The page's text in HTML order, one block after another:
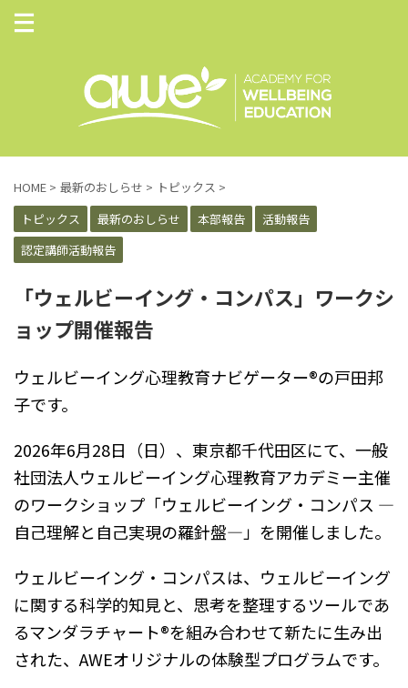
HOME > 最新のおしらせ > トピックス >
トピックス
最新のおしらせ 本部報告
活動報告
認定講師活動報告
「ウェルビーイング・コンパス」ワークシ
ョップ開催報告
ウェルビーイング心理教育ナビゲーター®︎の戸田邦
子です。
2026年6月28日（日）、東京都千代田区にて、一般
社団法人ウェルビーイング心理教育アカデミー主催
のワークショップ「ウェルビーイング・コンパス ―
自己理解と自己実現の羅針盤―」を開催しました。
ウェルビーイング・コンパスは、ウェルビーイング
に関する科学的知見と、思考を整理するツールであ
るマンダラチャート®を組み合わせて新たに生み出
された、AWEオリジナルの体験型プログラムです。